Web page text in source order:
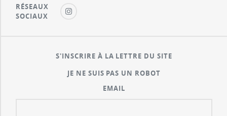
RÉSEAUX
SOCIAUX
S'INSCRIRE À LA LETTRE DU SITE
JE NE SUIS PAS UN ROBOT
EMAIL